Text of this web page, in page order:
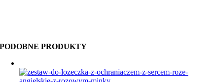
PODOBNE PRODUKTY